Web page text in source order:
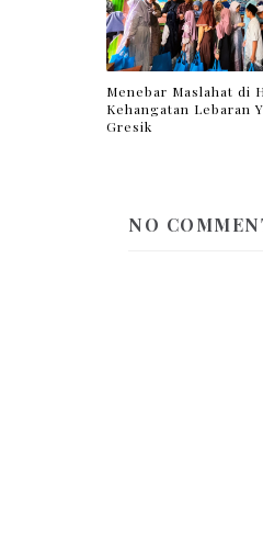
Menebar Maslahat di
Kehangatan Lebaran
Gresik
NO